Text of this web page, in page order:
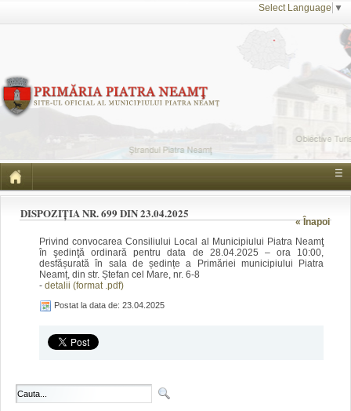
Select Language ▼
☰
« Înapoi
DISPOZIȚIA NR. 699 DIN 23.04.2025
Privind convocarea Consiliului Local al Municipiului Piatra Neamţ
în şedinţă ordinară pentru data de 28.04.2025 – ora 10:00,
desfășurată în sala de ședințe a Primăriei municipiului Piatra
Neamț, din str. Ștefan cel Mare, nr. 6-8
- detalii (format .pdf)
Postat la data de: 23.04.2025